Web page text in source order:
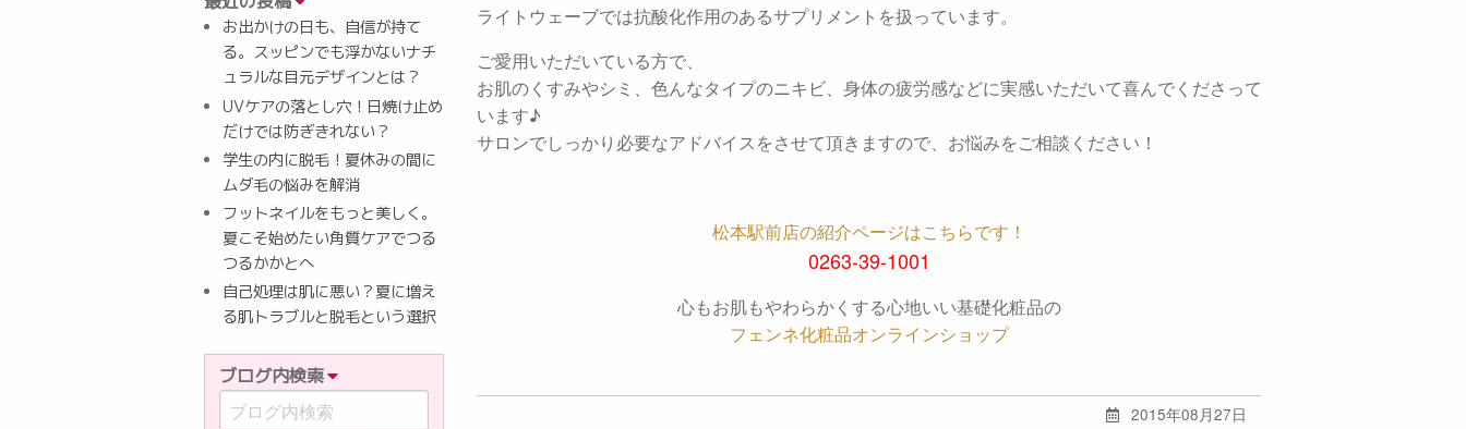
お出かけの日も、自信が持て
る。スッピンでも浮かないナチ
ュラルな目元デザインとは？
UVケアの落とし穴！日焼け止め
だけでは防ぎきれない？
学生の内に脱毛！夏休みの間に
ムダ毛の悩みを解消
フットネイルをもっと美しく。
夏こそ始めたい角質ケアでつる
つるかかとへ
自己処理は肌に悪い？夏に増え
る肌トラブルと脱毛という選択
ブログ内検索
ライトウェーブでは抗酸化作用のあるサプリメントを扱っています。
ご愛用いただいている方で、
お肌のくすみやシミ、色んなタイプのニキビ、身体の疲労感などに実感いただいて喜んでくださって
います♪
サロンでしっかり必要なアドバイスをさせて頂きますので、お悩みをご相談ください！
松本駅前店の紹介ページはこちらです！
0263-39-1001
心もお肌もやわらかくする心地いい基礎化粧品の
フェンネ化粧品オンラインショップ
2015年08月27日